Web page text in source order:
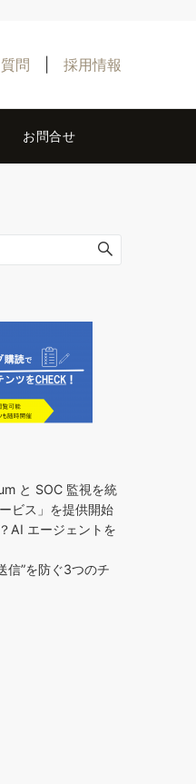
問 採用情報
お問合せ
と SOC 監視を統
ビス」を提供開始
AI エージェントを
信”を防ぐ3つのチ